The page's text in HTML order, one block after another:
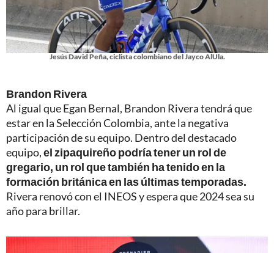
Jesús David Peña, ciclista colombiano del Jayco AlUla.
Brandon Rivera
Al igual que Egan Bernal, Brandon Rivera tendrá que
estar en la Selección Colombia, ante la negativa
participación de su equipo. Dentro del destacado
equipo,el zipaquireño podría tener un rol de
gregario, un rol que también ha tenido en la
formación británica en las últimas temporadas.
Rivera renovó con el INEOS y espera que 2024 sea su
año para brillar.